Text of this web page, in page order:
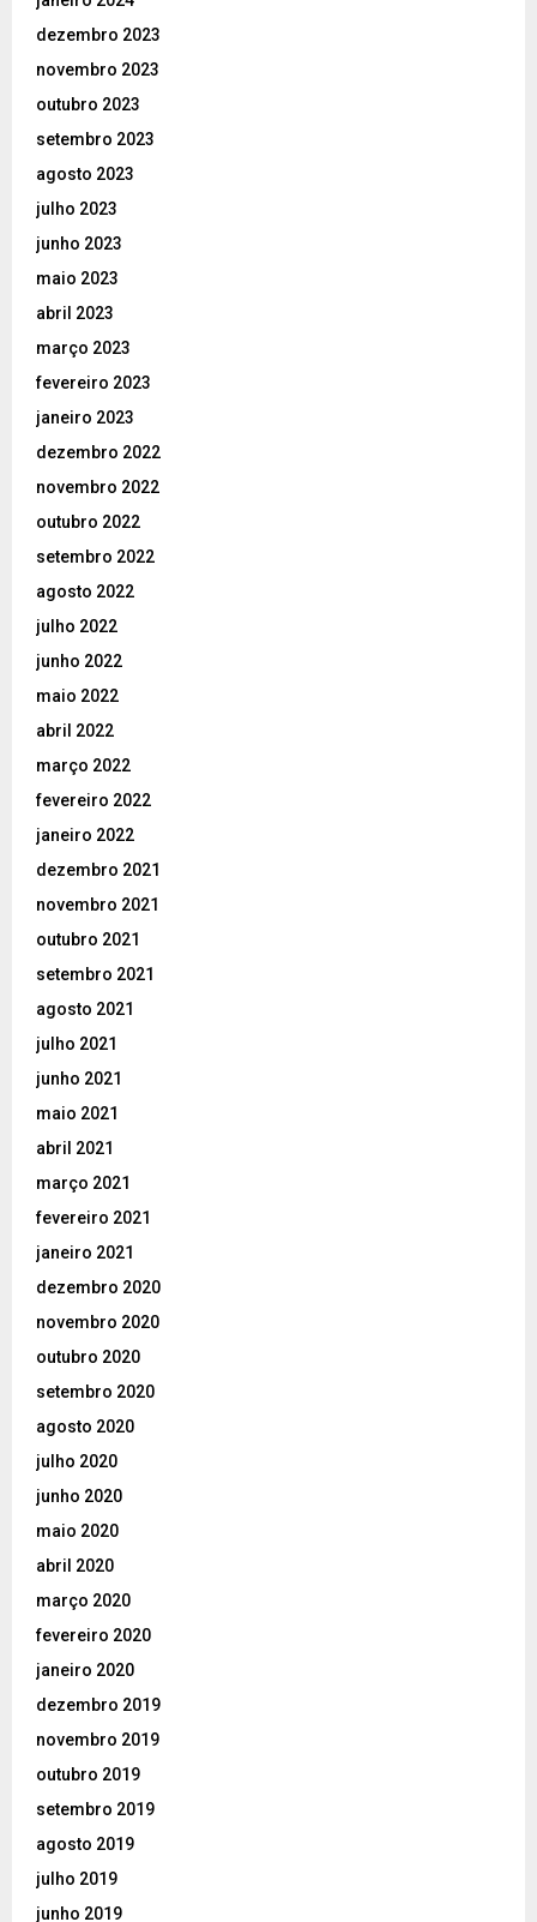
dezembro 2023
novembro 2023
outubro 2023
setembro 2023
agosto 2023
julho 2023
junho 2023
maio 2023
abril 2023
março 2023
fevereiro 2023
janeiro 2023
dezembro 2022
novembro 2022
outubro 2022
setembro 2022
agosto 2022
julho 2022
junho 2022
maio 2022
abril 2022
março 2022
fevereiro 2022
janeiro 2022
dezembro 2021
novembro 2021
outubro 2021
setembro 2021
agosto 2021
julho 2021
junho 2021
maio 2021
abril 2021
março 2021
fevereiro 2021
janeiro 2021
dezembro 2020
novembro 2020
outubro 2020
setembro 2020
agosto 2020
julho 2020
junho 2020
maio 2020
abril 2020
março 2020
fevereiro 2020
janeiro 2020
dezembro 2019
novembro 2019
outubro 2019
setembro 2019
agosto 2019
julho 2019
junho 2019